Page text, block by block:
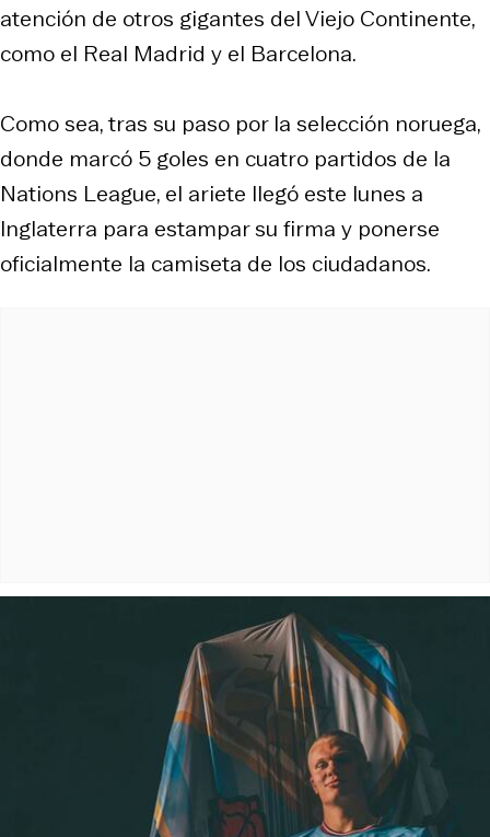
atención de otros gigantes del Viejo Continente,
como el Real Madrid y el Barcelona.
Como sea, tras su paso por la selección noruega,
donde marcó 5 goles en cuatro partidos de la
Nations League, el ariete llegó este lunes a
Inglaterra para estampar su firma y ponerse
oficialmente la camiseta de los ciudadanos.